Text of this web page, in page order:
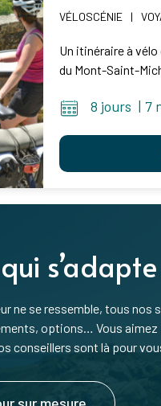
VÉLOSCÉNIE |
Un itinéraire à
du Mont-Saint-
8 jours | 7
ne se ressemble, tous
options… Vous aimez
conseillers sont là pour